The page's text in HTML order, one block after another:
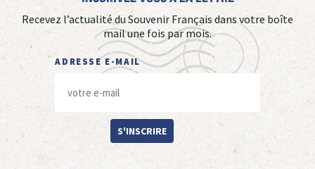
Recevez l’actualité du Souvenir Français dans votre boîte
mail une fois par mois.
ADRESSE E-MAIL
S'INSCRIRE